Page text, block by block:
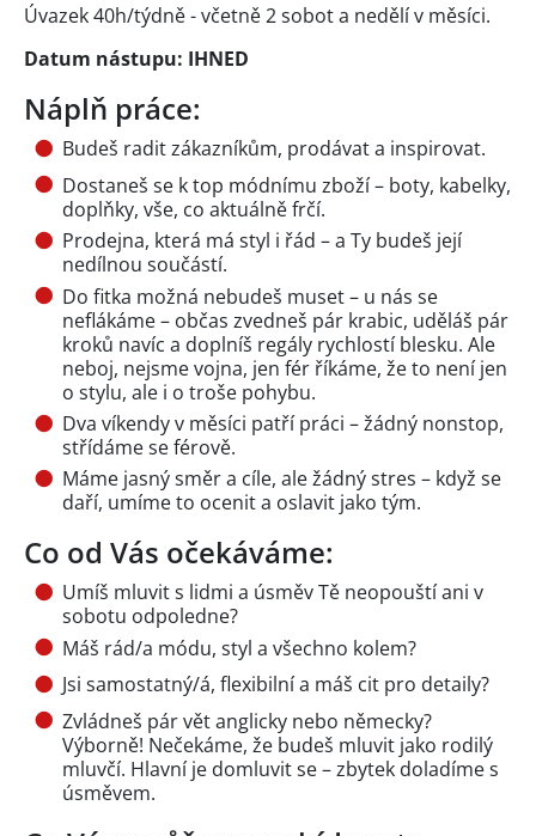
Úvazek 40h/týdně - včetně 2 sobot a nedělí v měsíci.
Datum nástupu: IHNED
Náplň práce:
Budeš radit zákazníkům, prodávat a inspirovat.
Dostaneš se k top módnímu zboží – boty, kabelky,
doplňky, vše, co aktuálně frčí.
Prodejna, která má styl i řád – a Ty budeš její
nedílnou součástí.
Do fitka možná nebudeš muset – u nás se
neflákáme – občas zvedneš pár krabic, uděláš pár
kroků navíc a doplníš regály rychlostí blesku. Ale
neboj, nejsme vojna, jen fér říkáme, že to není jen
o stylu, ale i o troše pohybu.
Dva víkendy v měsíci patří práci – žádný nonstop,
střídáme se férově.
Máme jasný směr a cíle, ale žádný stres – když se
daří, umíme to ocenit a oslavit jako tým.
Co od Vás očekáváme:
Umíš mluvit s lidmi a úsměv Tě neopouští ani v
sobotu odpoledne?
Máš rád/a módu, styl a všechno kolem?
Jsi samostatný/á, flexibilní a máš cit pro detaily?
Zvládneš pár vět anglicky nebo německy?
Výborně! Nečekáme, že budeš mluvit jako rodilý
mluvčí. Hlavní je domluvit se – zbytek doladíme s
úsměvem.